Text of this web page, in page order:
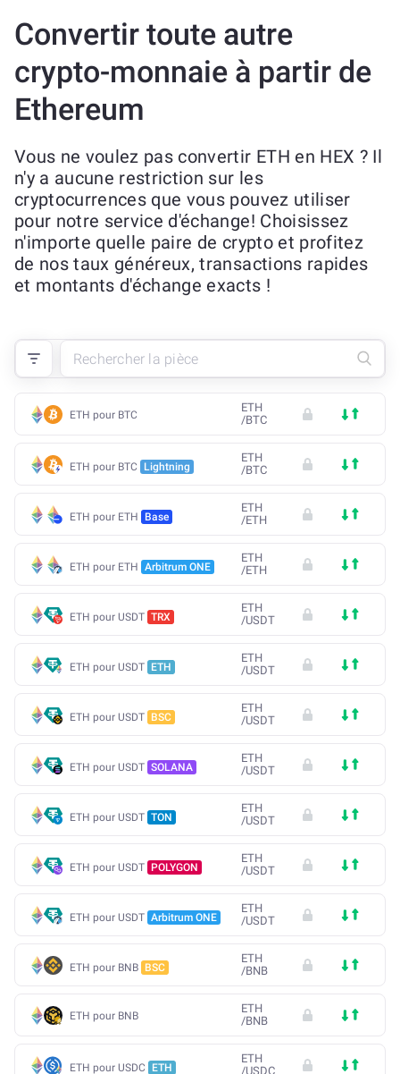
Convertir toute autre
crypto-monnaie à partir de
Ethereum
Vous ne voulez pas convertir ETH en HEX ? Il
n'y a aucune restriction sur les
cryptocurrences que vous pouvez utiliser
pour notre service d'échange! Choisissez
n'importe quelle paire de crypto et profitez
de nos taux généreux, transactions rapides
et montants d'échange exacts !
ETH pour BTC
ETH
/BTC
ETH pour BTC Lightning
ETH
/BTC
ETH pour ETH Base
ETH
/ETH
ETH pour ETH Arbitrum ONE
ETH
/ETH
ETH pour USDT TRX
ETH
/USDT
ETH pour USDT ETH
ETH
/USDT
ETH pour USDT BSC
ETH
/USDT
ETH pour USDT SOLANA
ETH
/USDT
ETH pour USDT TON
ETH
/USDT
ETH pour USDT POLYGON
ETH
/USDT
ETH pour USDT Arbitrum ONE
ETH
/USDT
ETH pour BNB BSC
ETH
/BNB
ETH pour BNB
ETH
/BNB
ETH pour USDC ETH
ETH
/USDC